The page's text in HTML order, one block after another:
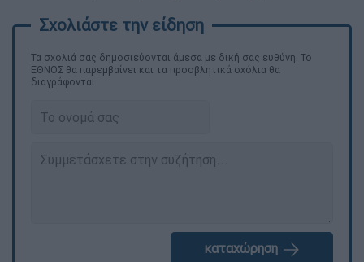
Τα σχολιά σας δημοσιεύονται άμεσα με δική σας ευθύνη. Το
ΕΘΝΟΣ θα παρεμβαίνει και τα προσβλητικά σχόλια θα
διαγράφονται
καταχώρηση